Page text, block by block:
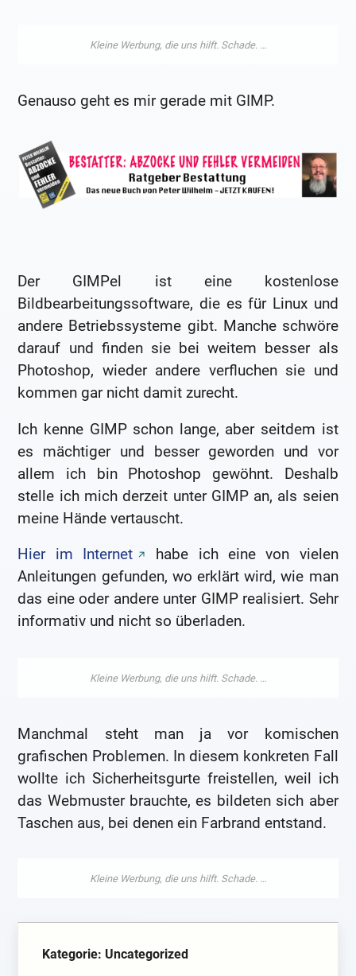
Genauso geht es mir gerade mit GIMP.
Der GIMPel ist eine kostenlose
Bildbearbeitungssoftware, die es für Linux und
andere Betriebssysteme gibt. Manche schwöre
darauf und finden sie bei weitem besser als
Photoshop, wieder andere verfluchen sie und
kommen gar nicht damit zurecht.
Ich kenne GIMP schon lange, aber seitdem ist
es mächtiger und besser geworden und vor
allem ich bin Photoshop gewöhnt. Deshalb
stelle ich mich derzeit unter GIMP an, als seien
meine Hände vertauscht.
Hier im Internet
habe ich eine von vielen
Anleitungen gefunden, wo erklärt wird, wie man
das eine oder andere unter GIMP realisiert. Sehr
informativ und nicht so überladen.
Manchmal steht man ja vor komischen
grafischen Problemen. In diesem konkreten Fall
wollte ich Sicherheitsgurte freistellen, weil ich
das Webmuster brauchte, es bildeten sich aber
Taschen aus, bei denen ein Farbrand entstand.
Kategorie: Uncategorized